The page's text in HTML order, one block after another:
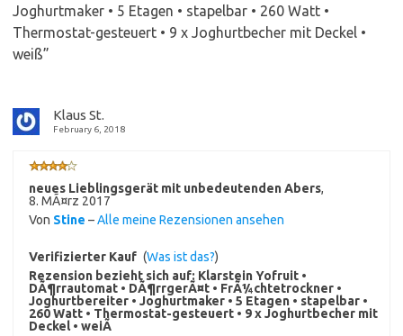
Joghurtmaker • 5 Etagen • stapelbar • 260 Watt •
Thermostat-gesteuert • 9 x Joghurtbecher mit Deckel •
weiß”
Klaus St.
February 6, 2018
neues Lieblingsgerät mit unbedeutenden Abers,
8. MÃ¤rz 2017
Von Stine –Alle meine Rezensionen ansehen
Verifizierter Kauf (Was ist das?)
Rezension bezieht sich auf: Klarstein Yofruit •
DÃ¶rrautomat • DÃ¶rrgerÃ¤t • FrÃ¼chtetrockner •
Joghurtbereiter • Joghurtmaker • 5 Etagen • stapelbar •
260 Watt • Thermostat-gesteuert • 9 x Joghurtbecher mit
Deckel • weiÃ